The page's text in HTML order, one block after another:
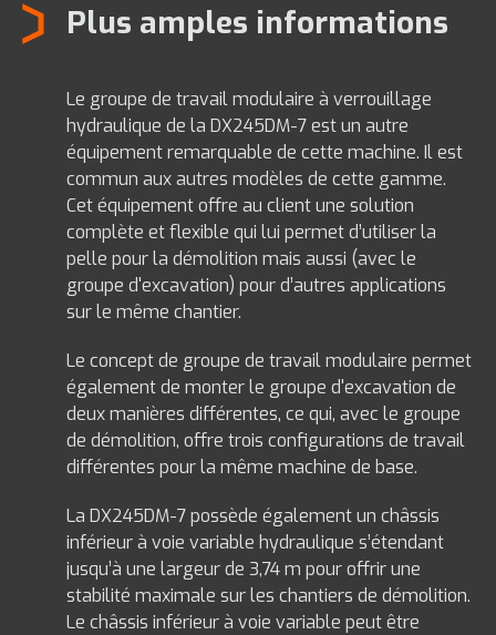
Plus amples informations
Le groupe de travail modulaire à verrouillage
hydraulique de la DX245DM-7 est un autre
équipement remarquable de cette machine. Il est
commun aux autres modèles de cette gamme.
Cet équipement offre au client une solution
complète et flexible qui lui permet d’utiliser la
pelle pour la démolition mais aussi (avec le
groupe d'excavation) pour d’autres applications
sur le même chantier.
Le concept de groupe de travail modulaire permet
également de monter le groupe d'excavation de
deux manières différentes, ce qui, avec le groupe
de démolition, offre trois configurations de travail
différentes pour la même machine de base.
La DX245DM-7 possède également un châssis
inférieur à voie variable hydraulique s’étendant
jusqu’à une largeur de 3,74 m pour offrir une
stabilité maximale sur les chantiers de démolition.
Le châssis inférieur à voie variable peut être